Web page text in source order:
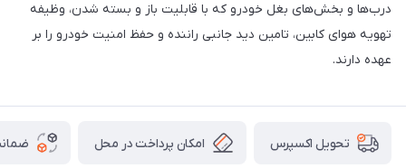
درب‌ها و بخش‌های بغل خودرو که با قابلیت باز و بسته شدن، وظیفه
تهویه هوای کابین، تامین دید جانبی راننده و حفظ امنیت خودرو را بر
عهده دارند.
تحویل اکسپرس امکان پرداخت در محل